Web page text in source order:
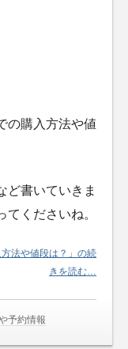
の購入方法や値
ど書いていきま
くださいね。
法や値段は？」の続
きを読む…
予約情報